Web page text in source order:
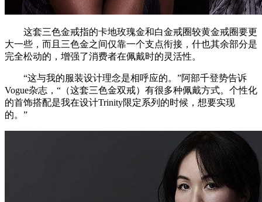
这套三色金戒指的卡地玫瑰金和白金戒圈较黄金戒圈要更
大一些，而且三色金之间仅靠一个支点衔接，什也其余部分是
完全松动的，增强了消费者在佩戴时的灵活性。
“这与我的服装设计理念是相呼应的。”阿部千登势告诉
Vogue杂志，“（这套三色金双戒）有很多种佩戴方式。个性化
的首饰搭配是我在设计Trinity限定系列的时候，想要实现
的。”